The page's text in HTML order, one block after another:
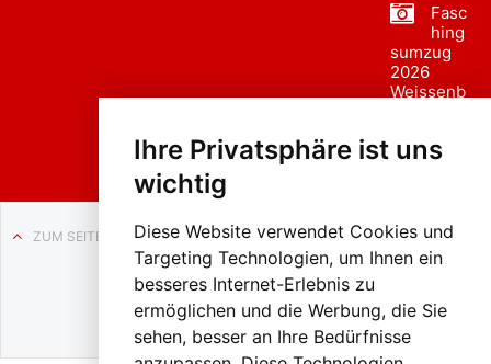
Ihre Privatsphäre ist uns
wichtig
Diese Website verwendet Cookies und
Targeting Technologien, um Ihnen ein
besseres Internet-Erlebnis zu
ermöglichen und die Werbung, die Sie
sehen, besser an Ihre Bedürfnisse
Fasc
hing
sumzug
2026
Weissenb
ZUM SEITENANFANG
Auf BLO24.at werben?
+43 (0)664 2226600